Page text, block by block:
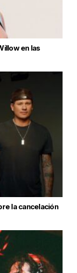
en las
la cancelación